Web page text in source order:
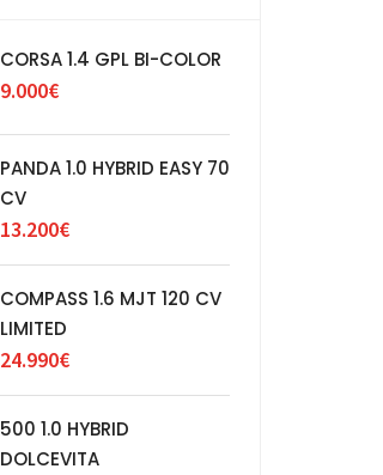
CORSA 1.4 GPL BI-COLOR
9.000€
PANDA 1.0 HYBRID EASY 70
CV
13.200€
COMPASS 1.6 MJT 120 CV
LIMITED
24.990€
500 1.0 HYBRID
DOLCEVITA